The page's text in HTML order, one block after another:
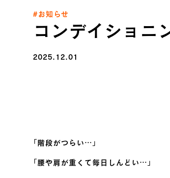
#お知らせ
コンデイショニ
2025.12.01
「階段がつらい…」
「腰や肩が重くて毎日しんどい…」